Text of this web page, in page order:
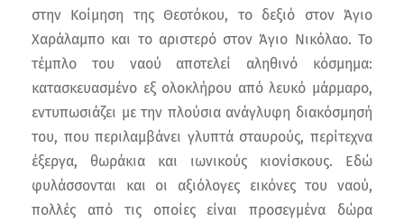
στην Κοίμηση της Θεοτόκου, το δεξιό στον Άγιο
Χαράλαμπο και το αριστερό στον Άγιο Νικόλαο. Το
τέμπλο του ναού αποτελεί αληθινό κόσμημα:
κατασκευασμένο εξ ολοκλήρου από λευκό μάρμαρο,
εντυπωσιάζει με την πλούσια ανάγλυφη διακόσμησή
του, που περιλαμβάνει γλυπτά σταυρούς, περίτεχνα
έξεργα, θωράκια και ιωνικούς κιονίσκους. Εδώ
φυλάσσονται και οι αξιόλογες εικόνες του ναού,
πολλές από τις οποίες είναι προσεγμένα δώρα